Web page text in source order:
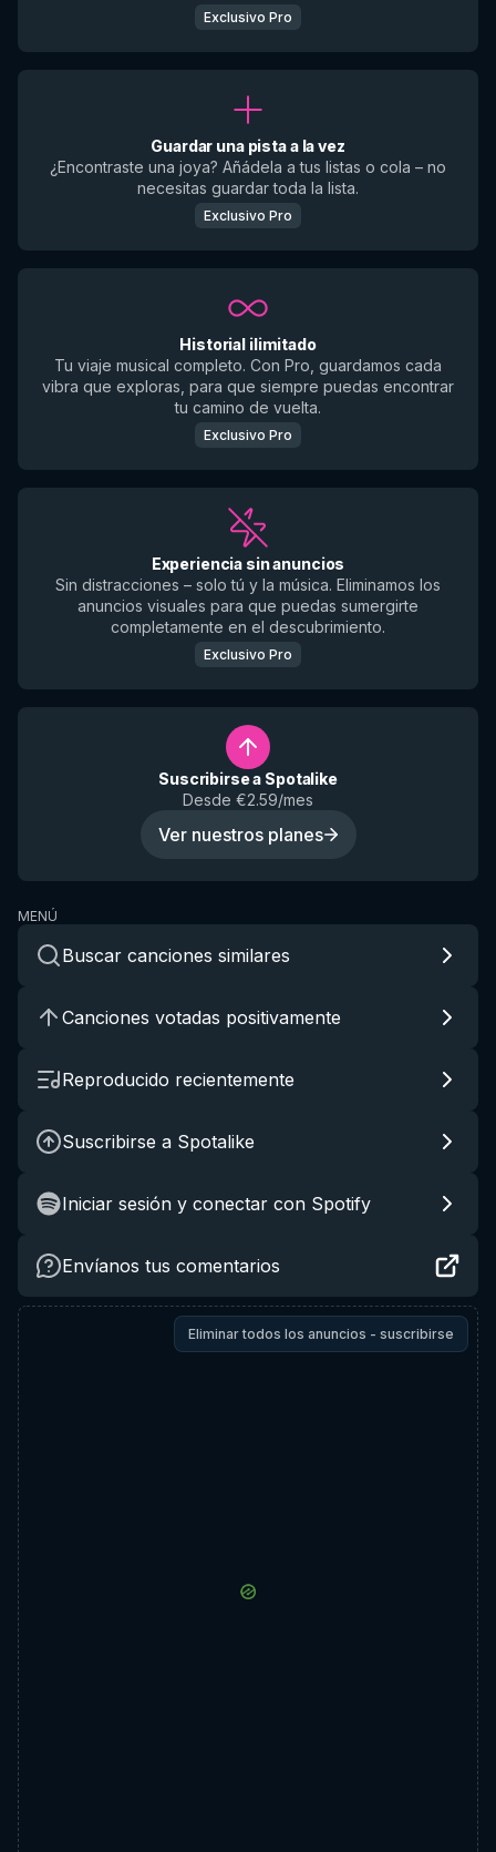
Exclusivo Pro
Guardar una pista a la vez
¿Encontraste una joya? Añádela a tus listas o cola – no
necesitas guardar toda la lista.
Exclusivo Pro
Historial ilimitado
Tu viaje musical completo. Con Pro, guardamos cada
vibra que exploras, para que siempre puedas encontrar
tu camino de vuelta.
Exclusivo Pro
Experiencia sin anuncios
Sin distracciones – solo tú y la música. Eliminamos los
anuncios visuales para que puedas sumergirte
completamente en el descubrimiento.
Exclusivo Pro
Suscribirse a Spotalike
Desde €2.59/mes
Ver nuestros planes
MENÚ
Buscar canciones similares
Canciones votadas positivamente
Reproducido recientemente
Suscribirse a Spotalike
Iniciar sesión y conectar con Spotify
Envíanos tus comentarios
Eliminar todos los anuncios - suscribirse